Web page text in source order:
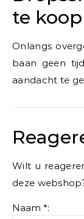
te koop
Onlangs
baan geen
aandacht te
Wilt u
deze
Naam *: